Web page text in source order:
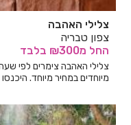
צלילי האהבה
צפון טבריה
החל מ₪300 בלבד
צלילי האהבה צימרים לפי
מיוחדים במחיר מיוחד. היכנסו